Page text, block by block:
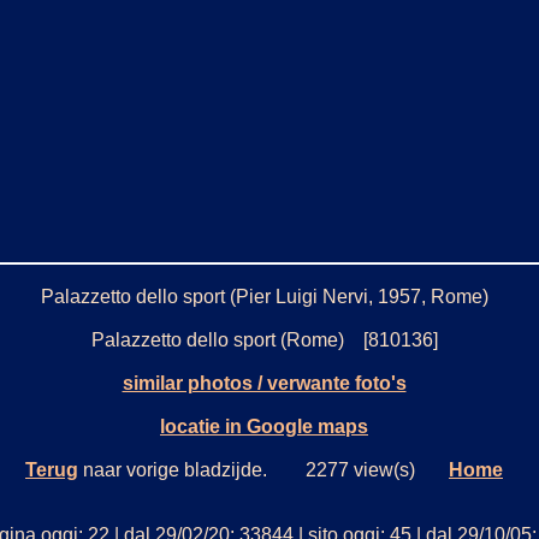
Palazzetto dello sport (Pier Luigi Nervi, 1957, Rome)
Palazzetto dello sport (Rome) [810136]
similar photos / verwante foto's
locatie in Google maps
Terug naar vorige bladzijde. 2277 view(s) Home
oggi: 22 | dal 29/02/20: 33844 | sito oggi: 45 | dal 29/10/